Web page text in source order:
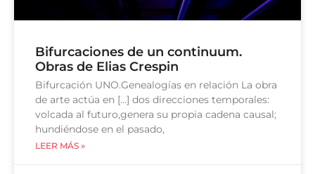
Bifurcaciones de un continuum.
Obras de Elias Crespin
Bifurcación UNO.Genealogías en relación La obra
de arte actúa en […] dos direcciones temporales:
volcada al futuro,genera su propia cadena causal;
hundiéndose en el pasado,
LEER MÁS »